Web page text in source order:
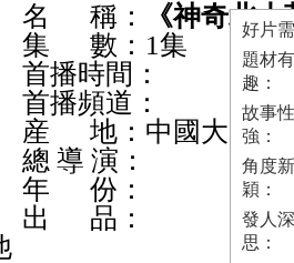
名 稱：
《神奇北
集 數：1集
首播時間：
首播頻道：
産 地：中國大陸
總 導 演：
年 份：
出 品：
好片
題材有
趣：
故事性
強：
角度新
穎：
發人深
思：